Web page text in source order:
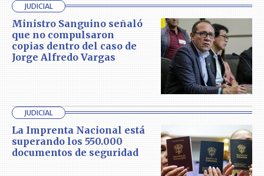
JUDICIAL
Ministro Sanguino señaló
que no compulsaron
copias dentro del caso de
Jorge Alfredo Vargas
JUDICIAL
La Imprenta Nacional está
superando los 550.000
documentos de seguridad